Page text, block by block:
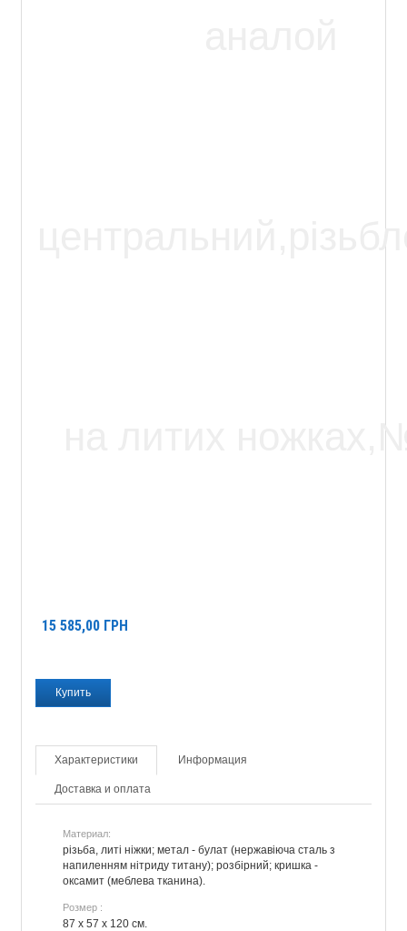
15 585,00 ГРН
Характеристики Информация
Доставка и оплата
Материал:
різьба, литі ніжки; метал - булат (нержавіюча сталь з
напиленням нітриду титану); розбірний; кришка -
оксамит (меблева тканина).
Розмер :
87 х 57 х 120 см.